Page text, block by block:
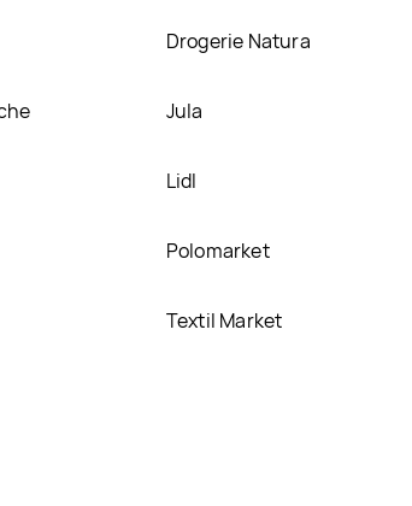
Drogerie Natura
Jula
Lidl
Polomarket
Textil Market